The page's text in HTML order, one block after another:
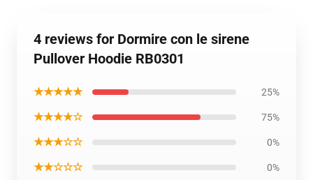
4 reviews for Dormire con le sirene
Pullover Hoodie RB0301
★★★★★ 25%
★★★★☆ 75%
★★★☆☆ 0%
★★☆☆☆ 0%